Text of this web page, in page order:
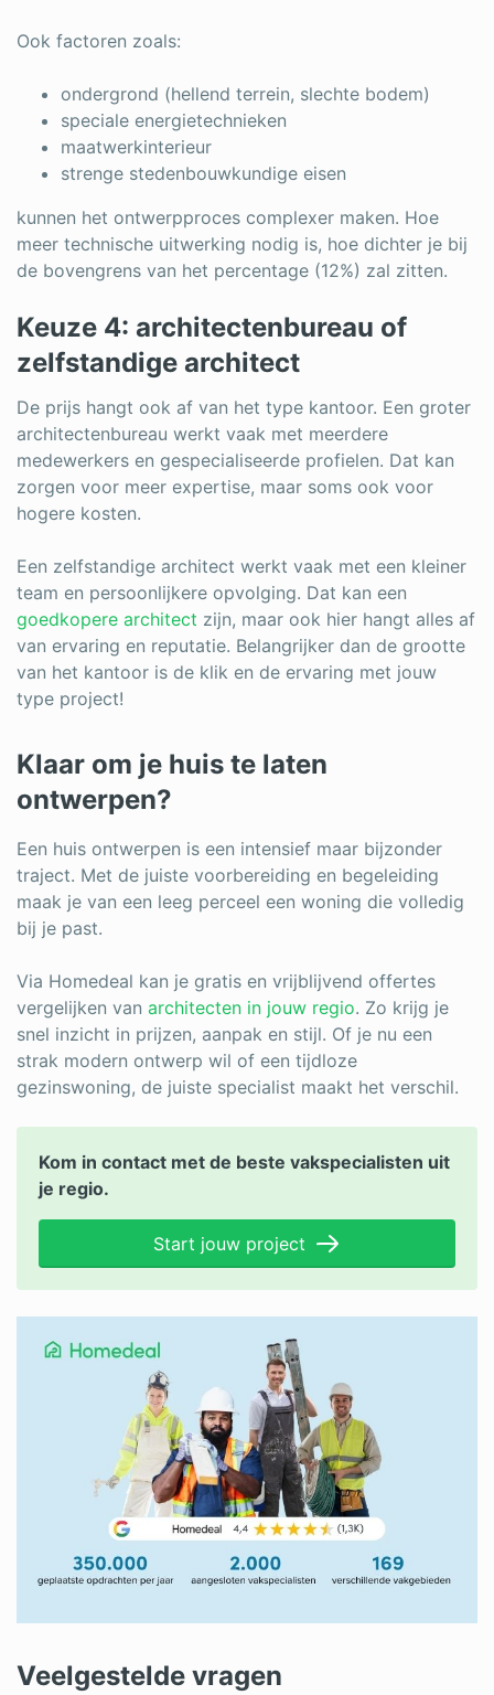
Ook factoren zoals:
ondergrond (hellend terrein, slechte bodem)
speciale energietechnieken
maatwerkinterieur
strenge stedenbouwkundige eisen
kunnen het ontwerpproces complexer maken. Hoe
meer technische uitwerking nodig is, hoe dichter je bij
de bovengrens van het percentage (12%) zal zitten.
Keuze 4: architectenbureau of
zelfstandige architect
De prijs hangt ook af van het type kantoor. Een groter
architectenbureau werkt vaak met meerdere
medewerkers en gespecialiseerde profielen. Dat kan
zorgen voor meer expertise, maar soms ook voor
hogere kosten.
Een zelfstandige architect werkt vaak met een kleiner
team en persoonlijkere opvolging. Dat kan een
goedkopere architect zijn, maar ook hier hangt alles af
van ervaring en reputatie. Belangrijker dan de grootte
van het kantoor is de klik en de ervaring met jouw
type project!
Klaar om je huis te laten
ontwerpen?
Een huis ontwerpen is een intensief maar bijzonder
traject. Met de juiste voorbereiding en begeleiding
maak je van een leeg perceel een woning die volledig
bij je past.
Via Homedeal kan je gratis en vrijblijvend offertes
vergelijken van architecten in jouw regio. Zo krijg je
snel inzicht in prijzen, aanpak en stijl. Of je nu een
strak modern ontwerp wil of een tijdloze
gezinswoning, de juiste specialist maakt het verschil.
Kom in contact met de beste vakspecialisten uit
je regio.
Start jouw project
Veelgestelde vragen